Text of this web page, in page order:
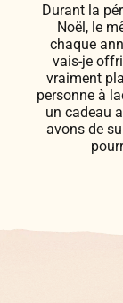
Durant la
Noël, le
chaque
vais-je
vraiment
personne à
un cadeau
avons de